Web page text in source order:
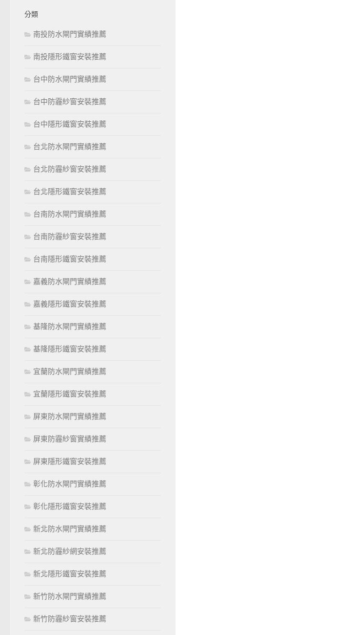
分類
南投防水閘門實績推薦
南投隱形鐵窗安裝推薦
台中防水閘門實績推薦
台中防霾紗窗安裝推薦
台中隱形鐵窗安裝推薦
台北防水閘門實績推薦
台北防霾紗窗安裝推薦
台北隱形鐵窗安裝推薦
台南防水閘門實績推薦
台南防霾紗窗安裝推薦
台南隱形鐵窗安裝推薦
嘉義防水閘門實績推薦
嘉義隱形鐵窗安裝推薦
基隆防水閘門實績推薦
基隆隱形鐵窗安裝推薦
宜蘭防水閘門實績推薦
宜蘭隱形鐵窗安裝推薦
屏東防水閘門實績推薦
屏東防霾紗窗實績推薦
屏東隱形鐵窗安裝推薦
彰化防水閘門實績推薦
彰化隱形鐵窗安裝推薦
新北防水閘門實績推薦
新北防霾紗網安裝推薦
新北隱形鐵窗安裝推薦
新竹防水閘門實績推薦
新竹防霾紗窗安裝推薦